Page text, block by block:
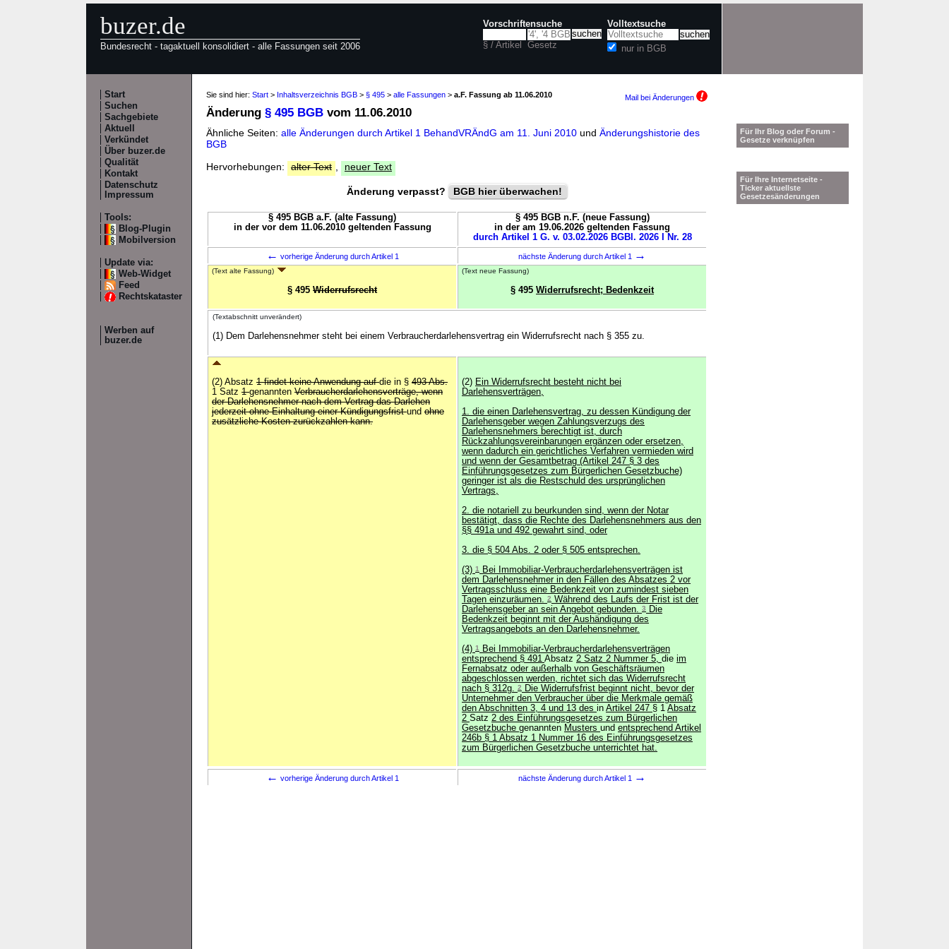
buzer.de
Bundesrecht - tagaktuell konsolidiert - alle Fassungen seit 2006
Vorschriftensuche
§ / Artikel Gesetz
Volltextsuche
nur in BGB
Start
Suchen
Sachgebiete
Aktuell
Verkündet
Über buzer.de
Qualität
Kontakt
Datenschutz
Impressum
Tools:
Blog-Plugin
Mobilversion
Update via:
Web-Widget
Feed
Rechtskataster
Werben auf
buzer.de
Sie sind hier: Start > Inhaltsverzeichnis BGB > § 495 > alle Fassungen > a.F. Fassung ab 11.06.2010 Mail bei Änderungen
Änderung § 495 BGB vom 11.06.2010
Ähnliche Seiten: alle Änderungen durch Artikel 1 BehandVRÄndG am 11. Juni 2010 und Änderungshistorie des
BGB
Hervorhebungen:
alter Text neuer Text
Änderung verpasst? BGB hier überwachen!
§ 495 BGB a.F. (alte Fassung)
in der vor dem 11.06.2010 geltenden Fassung
§ 495 BGB n.F. (neue Fassung)
in der am 19.06.2026 geltenden Fassung
durch Artikel 1 G. v. 03.02.2026 BGBl. 2026 I Nr. 28
← vorherige Änderung durch Artikel 1 nächste Änderung durch Artikel 1 →
(Text alte Fassung)
§ 495 Widerrufsrecht
(Text neue Fassung)
§ 495 Widerrufsrecht; Bedenkzeit
(Textabschnitt unverändert)
(1) Dem Darlehensnehmer steht bei einem Verbraucherdarlehensvertrag ein Widerrufsrecht nach § 355 zu.
(2) Absatz 1 findet keine Anwendung aufdie in § 493 Abs.
1 Satz 1genannten Verbraucherdarlehensverträge, wenn
der Darlehensnehmer nach dem Vertrag das Darlehen
jederzeit ohne Einhaltung einer Kündigungsfristund ohne
zusätzliche Kosten zurückzahlen kann.
(2) Ein Widerrufsrecht besteht nicht bei
Darlehensverträgen,
1. die einen Darlehensvertrag, zu dessen Kündigung der
Darlehensgeber wegen Zahlungsverzugs des
Darlehensnehmers berechtigt ist, durch
Rückzahlungsvereinbarungen ergänzen oder ersetzen,
wenn dadurch ein gerichtliches Verfahren vermieden wird
und wenn der Gesamtbetrag (Artikel 247 § 3 des
Einführungsgesetzes zum Bürgerlichen Gesetzbuche)
geringer ist als die Restschuld des ursprünglichen
Vertrags,
2. die notariell zu beurkunden sind, wenn der Notar
bestätigt, dass die Rechte des Darlehensnehmers aus den
§§ 491a und 492 gewahrt sind, oder
3. die § 504 Abs. 2 oder § 505 entsprechen.
(3) 1
Bei Immobiliar-Verbraucherdarlehensverträgen ist
dem Darlehensnehmer in den Fällen des Absatzes 2 vor
Vertragsschluss eine Bedenkzeit von zumindest sieben
Tagen einzuräumen. 2 Während des Laufs der Frist ist der
Darlehensgeber an sein Angebot gebunden. 3
Die
Bedenkzeit beginnt mit der Aushändigung des
Vertragsangebots an den Darlehensnehmer.
(4) 1
Bei Immobiliar-Verbraucherdarlehensverträgen
entsprechend § 491 Absatz 2 Satz 2 Nummer 5, die im
Fernabsatz oder außerhalb von Geschäftsräumen
abgeschlossen werden, richtet sich das Widerrufsrecht
nach § 312g. 2
Die Widerrufsfrist beginnt nicht, bevor der
Unternehmer den Verbraucher über die Merkmale gemäß
den Abschnitten 3, 4 und 13 des in Artikel 247 § 1 Absatz
2 Satz 2 des Einführungsgesetzes zum Bürgerlichen
Gesetzbuche genannten Musters und entsprechend Artikel
246b § 1 Absatz 1 Nummer 16 des Einführungsgesetzes
zum Bürgerlichen Gesetzbuche unterrichtet hat.
← vorherige Änderung durch Artikel 1 nächste Änderung durch Artikel 1 →
Für Ihr Blog oder Forum -
Gesetze verknüpfen
Für Ihre Internetseite -
Ticker aktuellste
Gesetzesänderungen